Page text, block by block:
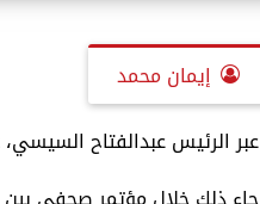
إيمان محمد
عبر الرئيس عبدالفتاح